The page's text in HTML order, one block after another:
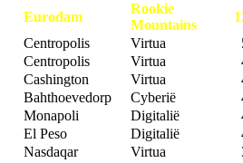
Eurodam
Rookie
Mountains
Centropolis Virtua
Centropolis Virtua
Cashington Virtua
Bahthoevedorp Cyberië
Monapoli Digitalië
El Peso Digitalië
Nasdaqar Virtua